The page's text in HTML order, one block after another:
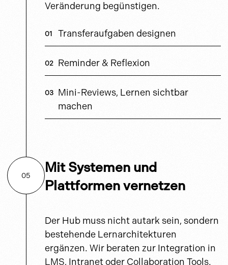
Veränderung begünstigen.
Transferaufgaben designen
Reminder & Reflexion
Mini-Reviews, Lernen sichtbar
machen
05
Mit Systemen und
Plattformen vernetzen
Der Hub muss nicht autark sein, sondern
bestehende Lernarchitekturen
ergänzen. Wir beraten zur Integration in
LMS, Intranet oder Collaboration Tools.